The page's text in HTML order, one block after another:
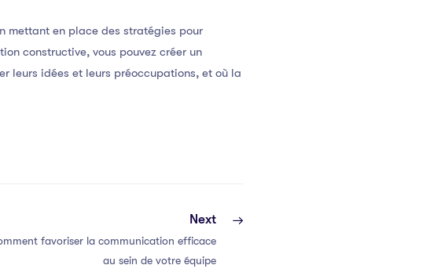
mettant en place des stratégies pour
constructive, vous pouvez créer un
leurs idées et leurs préoccupations, et où la
Next
favoriser la communication efficace
au sein de votre équipe